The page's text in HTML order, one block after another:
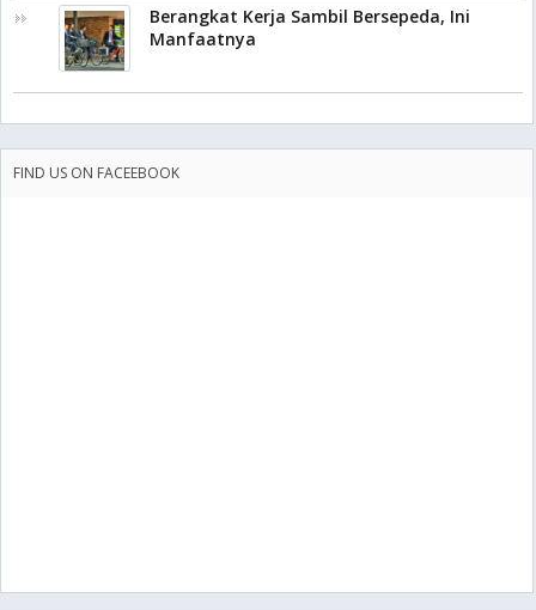
Berangkat Kerja Sambil Bersepeda, Ini
Manfaatnya
FIND US ON FACEEBOOK